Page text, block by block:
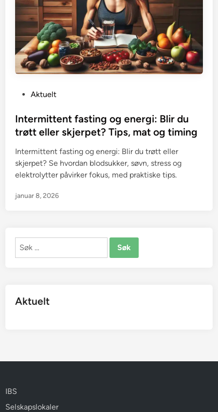
s
t
d
i
n
Aktuelt
Intermittent fasting og energi: Blir du
trøtt eller skjerpet? Tips, mat og timing
Intermittent fasting og energi: Blir du trøtt eller
skjerpet? Se hvordan blodsukker, søvn, stress og
elektrolytter påvirker fokus, med praktiske tips.
januar 8, 2026
Søk
Aktuelt
IBS
Selskapslokaler